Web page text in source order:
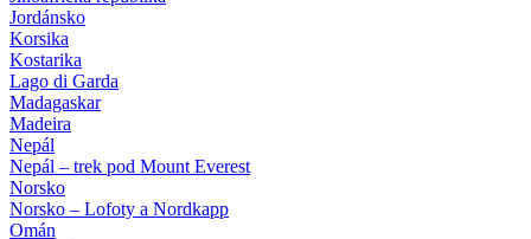
Jordánsko
Korsika
Kostarika
Lago di Garda
Madagaskar
Madeira
Nepál
Nepál – trek pod Mount Everest
Norsko
Norsko – Lofoty a Nordkapp
Omán